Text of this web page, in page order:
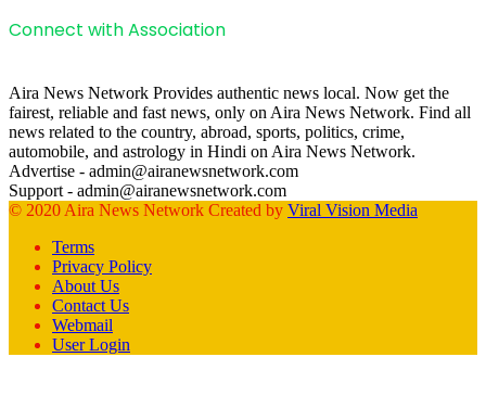
Connect with Association
Aira News Network Provides authentic news local. Now get the
fairest, reliable and fast news, only on Aira News Network. Find all
news related to the country, abroad, sports, politics, crime,
automobile, and astrology in Hindi on Aira News Network.
Advertise - admin@airanewsnetwork.com
Support - admin@airanewsnetwork.com
© 2020 Aira News Network Created by Viral Vision Media
Terms
Privacy Policy
About Us
Contact Us
Webmail
User Login